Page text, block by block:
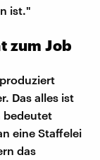
ist."
zum Job
Das alles ist
bedeutet
eine Staffelei
das